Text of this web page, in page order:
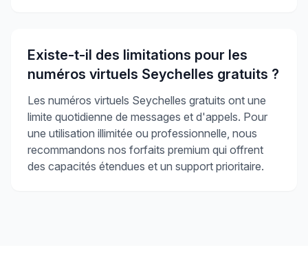
Existe-t-il des limitations pour les
numéros virtuels Seychelles gratuits ?
Les numéros virtuels Seychelles gratuits ont une
limite quotidienne de messages et d'appels. Pour
une utilisation illimitée ou professionnelle, nous
recommandons nos forfaits premium qui offrent
des capacités étendues et un support prioritaire.